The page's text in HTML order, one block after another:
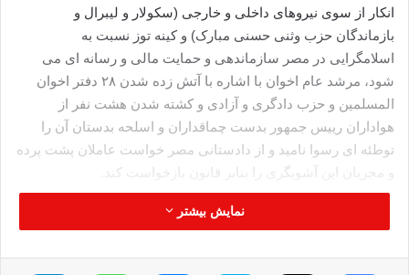
انکار از سوی نیروهای داخلی و خارجی (سکولار و لیبرال و
بازماندگان حزب وثنی حسنی مبارک) و کینه توز نسبت به
اسلامگرایی در مصر سازماندهی و حمایت مالی و رسانه ای می
شود، مرشد عام اخوان با اشاره با آتش زده شدن ۲۸ دفتر اخوان
المسلمین و حزب دادگری و آزادی و کشته شدن هشت نفر از
هواداران رییس جمهور بدست چماقداران و اسلحه بدستان آن را
توطئه ای رسوا نامید و از دادستانی مصر خواست عاملان پشت پرده
و مجریان این آشوبگری را بنابر قانون بازخواست کند.
منبع: صلاح الدین نت
آتش زدن دفتر اخوان المسلمین
نمایش بیشتر